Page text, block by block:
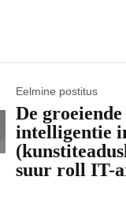
Eelmine postitus
De
intelligentie
suur roll IT-